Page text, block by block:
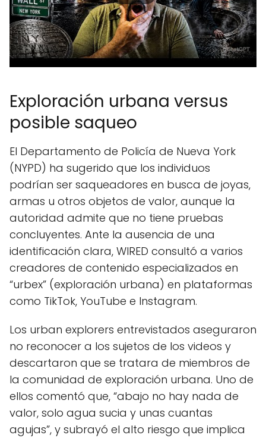
Exploración urbana versus
posible saqueo
El Departamento de Policía de Nueva York
(NYPD) ha sugerido que los individuos
podrían ser saqueadores en busca de joyas,
armas u otros objetos de valor, aunque la
autoridad admite que no tiene pruebas
concluyentes. Ante la ausencia de una
identificación clara, WIRED consultó a varios
creadores de contenido especializados en
“urbex” (exploración urbana) en plataformas
como TikTok, YouTube e Instagram.
Los urban explorers entrevistados aseguraron
no reconocer a los sujetos de los videos y
descartaron que se tratara de miembros de
la comunidad de exploración urbana. Uno de
ellos comentó que, “abajo no hay nada de
valor, solo agua sucia y unas cuantas
agujas”, y subrayó el alto riesgo que implica